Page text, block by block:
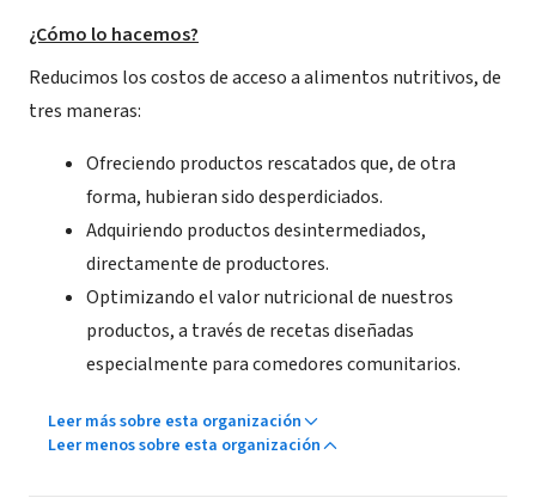
¿Cómo lo hacemos?
Reducimos los costos de acceso a alimentos nutritivos, de
tres maneras:
Ofreciendo productos rescatados que, de otra
forma, hubieran sido desperdiciados.
Adquiriendo productos desintermediados,
directamente de productores.
Optimizando el valor nutricional de nuestros
productos, a través de recetas diseñadas
especialmente para comedores comunitarios.
Leer más sobre esta organización
Leer menos sobre esta organización